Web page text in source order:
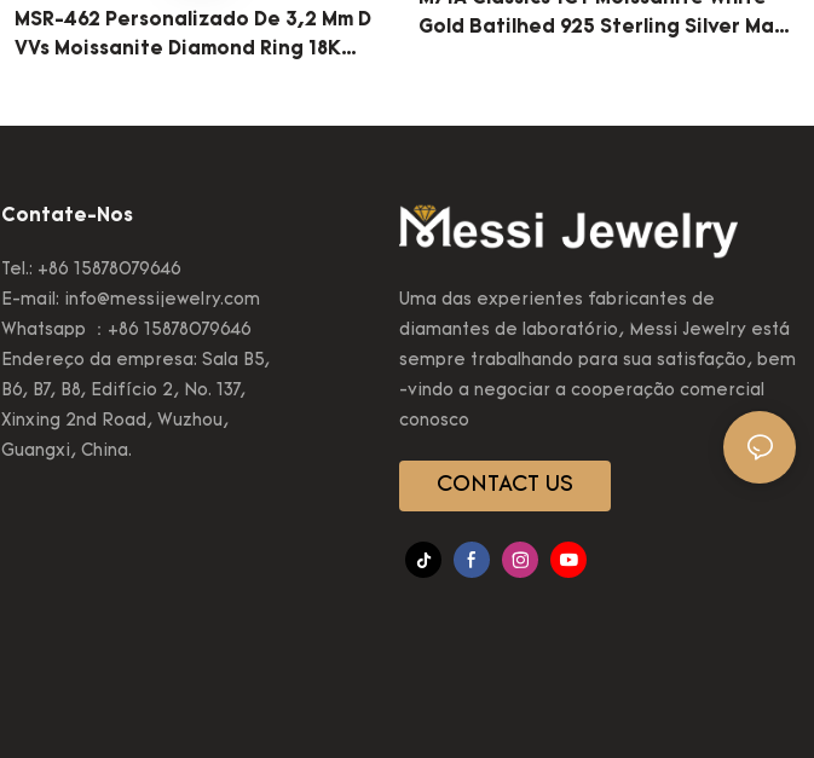
MSR-462 Personalizado De 3,2 Mm D
VVs Moissanite Diamond Ring 18K
Gold Batilhed 925 Sterling Silver Man
Contate-Nos
Tel.: +86 15878079646
E-mail: info@messijewelry.com
Whatsapp ：+86 15878079646
Endereço da empresa: Sala B5,
B6, B7, B8, Edifício 2, No. 137,
Xinxing 2nd Road, Wuzhou,
Guangxi, China.
Uma das experientes fabricantes de
diamantes de laboratório, Messi Jewelry está
sempre trabalhando para sua satisfação, bem
-vindo a negociar a cooperação comercial
conosco
CONTACT US